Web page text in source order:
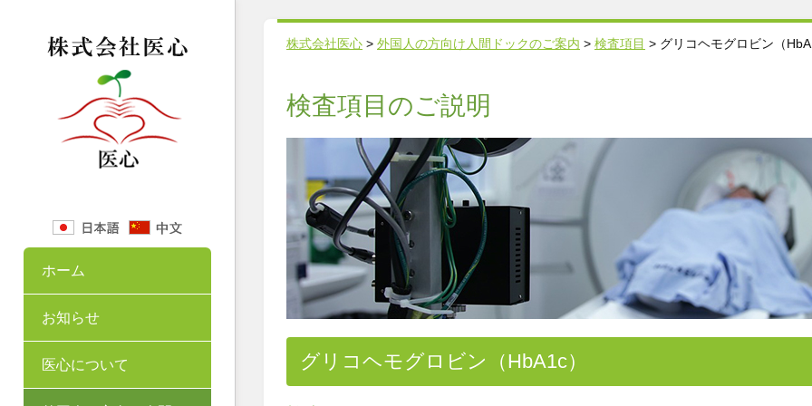
ホーム
お知らせ
医心について
株式会社医心 > 外国人の方向け人間ドックのご案内 > 検査項目 > グリコヘモグロビン（
検査項目のご説明
グリコヘモグロビン（HbA1c）